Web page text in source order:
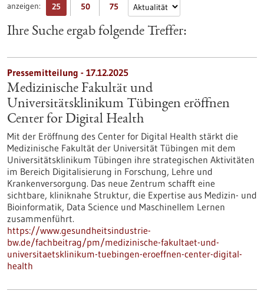
anzeigen: 25 50 75
Ihre Suche ergab folgende Treffer:
Pressemitteilung - 17.12.2025
Medizinische Fakultät und
Universitätsklinikum Tübingen eröffnen
Center for Digital Health
Mit der Eröffnung des Center for Digital Health stärkt die
Medizinische Fakultät der Universität Tübingen mit dem
Universitätsklinikum Tübingen ihre strategischen Aktivitäten
im Bereich Digitalisierung in Forschung, Lehre und
Krankenversorgung. Das neue Zentrum schafft eine
sichtbare, kliniknahe Struktur, die Expertise aus Medizin- und
Bioinformatik, Data Science und Maschinellem Lernen
zusammenführt.
https://www.gesundheitsindustrie-
bw.de/fachbeitrag/pm/medizinische-fakultaet-und-
universitaetsklinikum-tuebingen-eroeffnen-center-digital-
health